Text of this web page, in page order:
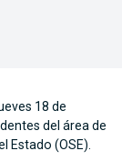
18 de
del área de
Estado (OSE).